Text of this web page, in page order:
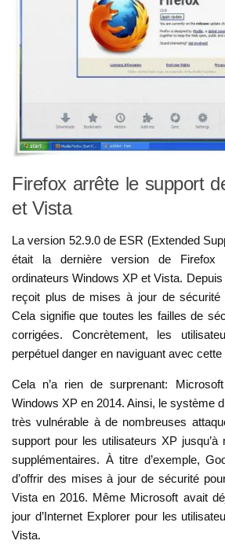
Firefox arrête le support
et Vista
La version 52.9.0 de ESR (Extended
était la dernière version de Firefox
ordinateurs Windows XP et Vista.
reçoit plus de mises à jour de
Cela signifie que toutes les failles de
corrigées. Concrètement, les
perpétuel danger en naviguant avec cette
Cela n’a rien de surprenant:
Windows XP en 2014. Ainsi, le système
très vulnérable à de nombreuses
support pour les utilisateurs XP jusqu’à
supplémentaires. À titre d’exemple,
d’offrir des mises à jour de sécurité
Vista en 2016. Même Microsoft avait
jour d’Internet Explorer pour les
Vista.